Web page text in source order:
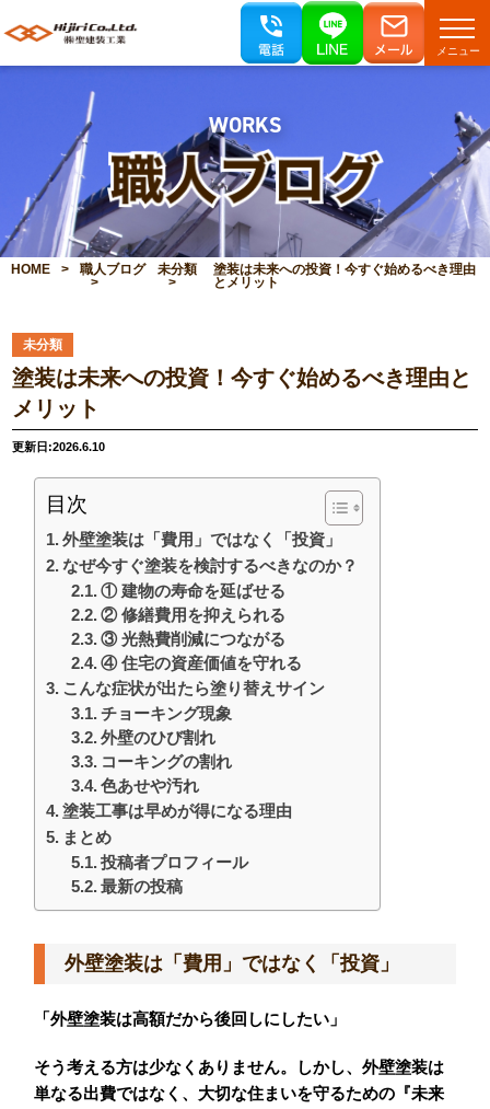
メニュー
WORKS
HOME 職人ブログ 未分類
塗装は未来への投資！今すぐ始めるべき理由
とメリット
未分類
塗装は未来への投資！今すぐ始めるべき理由と
メリット
更新日:2026.6.10
目次
外壁塗装は「費用」ではなく「投資」
なぜ今すぐ塗装を検討するべきなのか？
① 建物の寿命を延ばせる
② 修繕費用を抑えられる
③ 光熱費削減につながる
④ 住宅の資産価値を守れる
こんな症状が出たら塗り替えサイン
チョーキング現象
外壁のひび割れ
コーキングの割れ
色あせや汚れ
塗装工事は早めが得になる理由
まとめ
投稿者プロフィール
最新の投稿
外壁塗装は「費用」ではなく「投資」
「外壁塗装は高額だから後回しにしたい」
そう考える方は少なくありません。しかし、外壁塗装は
単なる出費ではなく、大切な住まいを守るための『未来